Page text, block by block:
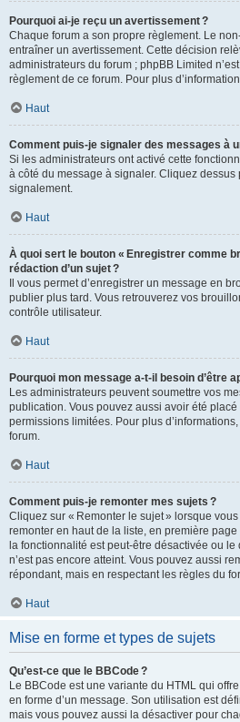
Pourquoi ai-je reçu un avertissement ?
Chaque forum a son propre règlement. Le
entraîner un avertissement. Cette décision
administrateurs du forum ; phpBB Limited
règlement de ce forum. Pour plus
Haut
Comment puis-je signaler des messages à
Si les administrateurs ont activé cette
à côté du message à signaler. Cliquez dessus
signalement.
Haut
À quoi sert le bouton « Enregistrer comme
rédaction d’un sujet ?
Il vous permet d’enregistrer un message en
publier plus tard. Vous retrouverez vos
contrôle utilisateur.
Haut
Pourquoi mon message a-t-il besoin d’être
Les administrateurs peuvent soumettre vos
publication. Vous pouvez aussi avoir été
permissions limitées. Pour plus
forum.
Haut
Comment puis-je remonter mes sujets ?
Cliquez sur « Remonter le sujet » lorsque
remonter en haut de la liste, en première
la fonctionnalité est peut-être désactivée ou
n’est pas encore atteint. Vous pouvez aussi
répondant, mais en respectant les règles du
Haut
Mise en forme et types de sujets
Qu’est-ce que le BBCode ?
Le BBCode est une variante du HTML qui
en forme d’un message. Son utilisation est
mais vous pouvez aussi la désactiver pour